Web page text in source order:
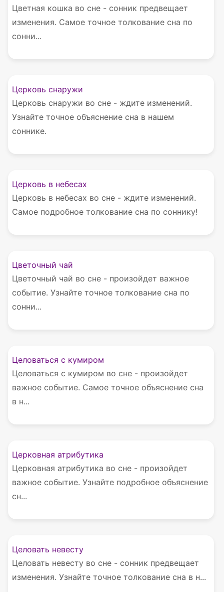
Цветная кошка во сне - сонник предвещает
изменения. Самое точное толкование сна по
сонни...
Церковь снаружи
Церковь снаружи во сне - ждите изменений.
Узнайте точное объяснение сна в нашем
соннике.
Церковь в небесах
Церковь в небесах во сне - ждите изменений.
Самое подробное толкование сна по соннику!
Цветочный чай
Цветочный чай во сне - произойдет важное
событие. Узнайте точное толкование сна по
сонни...
Целоваться с кумиром
Целоваться с кумиром во сне - произойдет
важное событие. Самое точное объяснение сна
в н...
Церковная атрибутика
Церковная атрибутика во сне - произойдет
важное событие. Узнайте подробное объяснение
сн...
Целовать невесту
Целовать невесту во сне - сонник предвещает
изменения. Узнайте точное толкование сна в н...